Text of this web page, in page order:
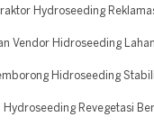
Hydroseeding
Vendor Hidroseeding
Hidroseeding
Revegetasi